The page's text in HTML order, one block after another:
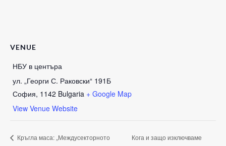
VENUE
НБУ в центъра
ул. „Георги С. Раковски“ 191Б
София, 1142 Bulgaria + Google Map
View Venue Website
Кръгла маса: „Междусекторното
Кога и защо изключваме